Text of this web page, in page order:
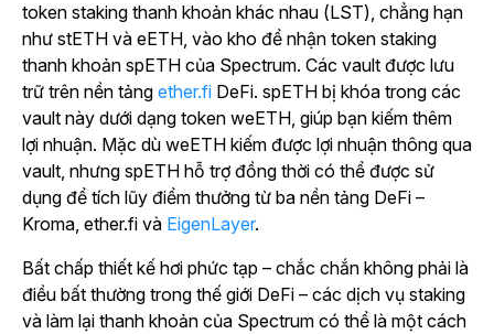
token staking thanh khoản khác nhau (LST), chẳng hạn
như stETH và eETH, vào kho để nhận token staking
thanh khoản spETH của Spectrum. Các vault được lưu
trữ trên nền tảng ether.fi DeFi. spETH bị khóa trong các
vault này dưới dạng token weETH, giúp bạn kiếm thêm
lợi nhuận. Mặc dù weETH kiếm được lợi nhuận thông qua
vault, nhưng spETH hỗ trợ đồng thời có thể được sử
dụng để tích lũy điểm thưởng từ ba nền tảng DeFi –
Kroma, ether.fi và EigenLayer.
Bất chấp thiết kế hơi phức tạp – chắc chắn không phải là
điều bất thường trong thế giới DeFi – các dịch vụ staking
và làm lại thanh khoản của Spectrum có thể là một cách